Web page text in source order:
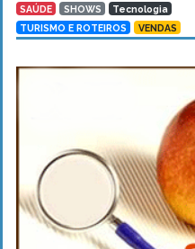
SAÚDE
SHOWS
Tecnologia
TURISMO E ROTEIROS
VENDAS